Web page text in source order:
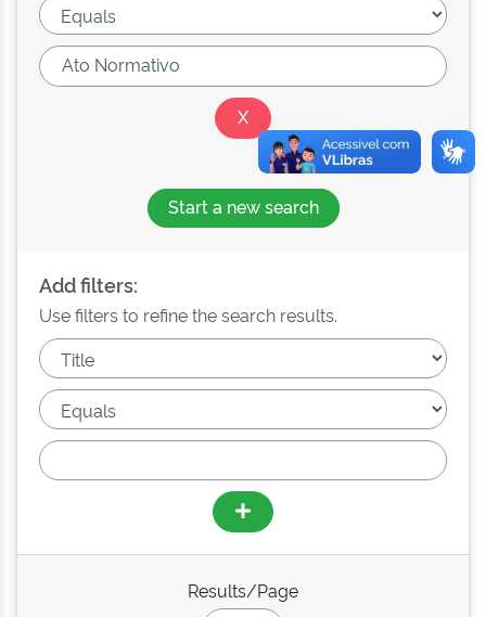
Start a new search
Add filters:
Use filters to refine the search results.
Results/Page